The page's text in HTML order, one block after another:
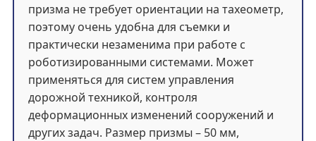
призма не требует ориентации на тахеометр,
поэтому очень удобна для съемки и
практически незаменима при работе с
роботизированными системами. Может
применяться для систем управления
дорожной техникой, контроля
деформационных изменений сооружений и
других задач. Размер призмы – 50 мм,